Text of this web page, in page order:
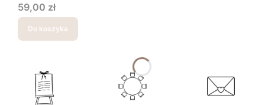
Cena
59,00 zł
Do koszyka